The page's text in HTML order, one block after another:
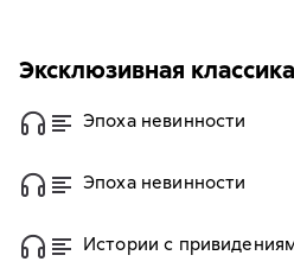
Эксклюзивная
Эпоха невинности
Эпоха невинности
Истории с